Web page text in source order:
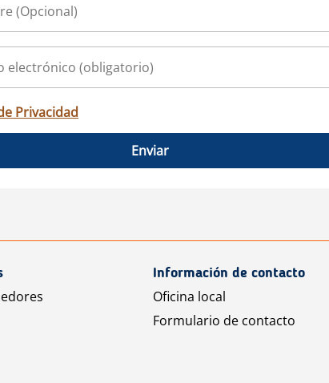
Privacidad
Enviar
Información de contacto
Oficina local
Formulario de contacto